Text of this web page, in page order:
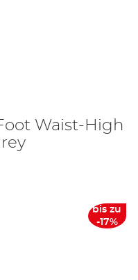
Waist-High
bis zu
-17%